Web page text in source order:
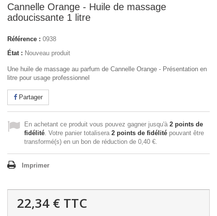
Cannelle Orange - Huile de massage
adoucissante 1 litre
Référence : 0938
État : Nouveau produit
Une huile de massage au parfum de Cannelle Orange - Présentation en
litre pour usage professionnel
Partager
En achetant ce produit vous pouvez gagner jusqu'à 2 points de
fidélité. Votre panier totalisera 2 points de fidélité pouvant être
transformé(s) en un bon de réduction de 0,40 €.
Imprimer
22,34 € TTC